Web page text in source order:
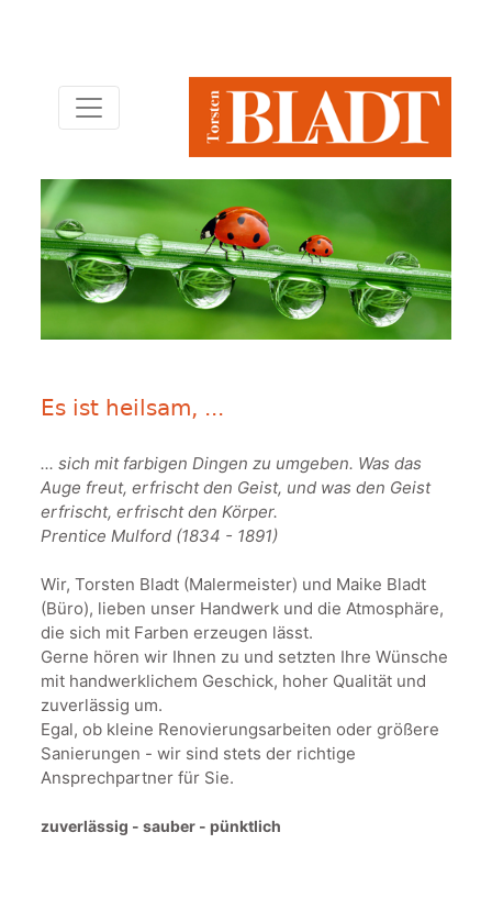
Es ist heilsam, ...
... sich mit farbigen Dingen zu umgeben. Was das
Auge freut, erfrischt den Geist, und was den Geist
erfrischt, erfrischt den Körper.
Prentice Mulford (1834 - 1891)
Wir, Torsten Bladt (Malermeister) und Maike Bladt
(Büro), lieben unser Handwerk und die Atmosphäre,
die sich mit Farben erzeugen lässt.
Gerne hören wir Ihnen zu und setzten Ihre Wünsche
mit handwerklichem Geschick, hoher Qualität und
zuverlässig um.
Egal, ob kleine Renovierungsarbeiten oder größere
Sanierungen - wir sind stets der richtige
Ansprechpartner für Sie.
zuverlässig - sauber - pünktlich